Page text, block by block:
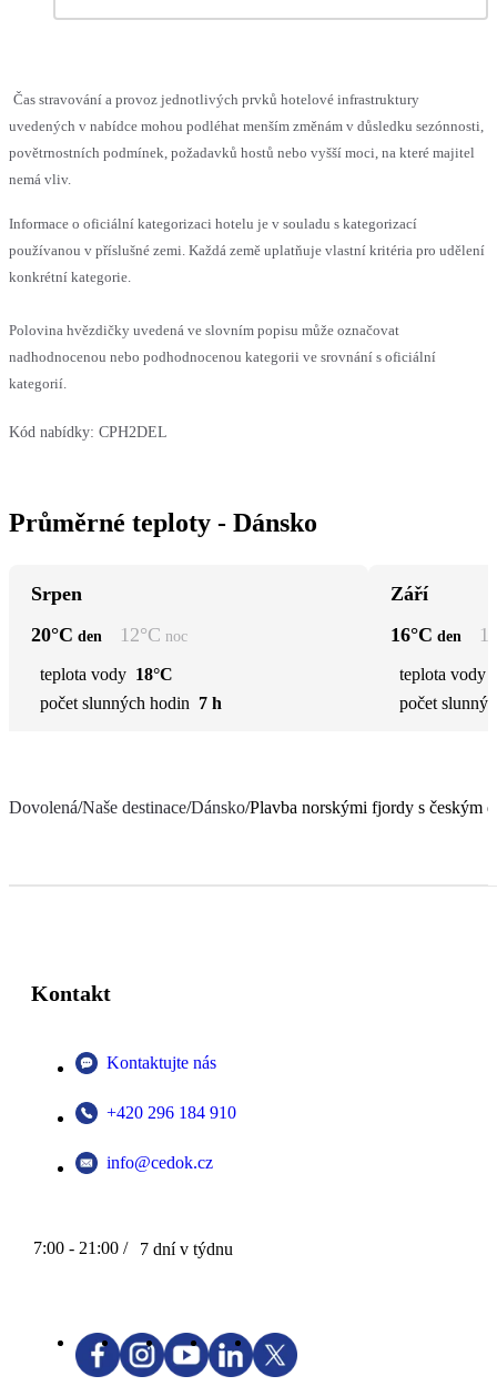
Čas stravování a provoz jednotlivých prvků hotelové infrastruktury
uvedených v nabídce mohou podléhat menším změnám v důsledku sezónnosti,
povětrnostních podmínek, požadavků hostů nebo vyšší moci, na které majitel
nemá vliv.
Informace o oficiální kategorizaci hotelu je v souladu s kategorizací
používanou v příslušné zemi. Každá země uplatňuje vlastní kritéria pro udělení
konkrétní kategorie.
Polovina hvězdičky uvedená ve slovním popisu může označovat
nadhodnocenou nebo podhodnocenou kategorii ve srovnání s oficiální
kategorií.
Kód nabídky: CPH2DEL
Průměrné teploty - Dánsko
Srpen
20°C den 12°C noc
teplota vody 18°C
počet slunných hodin 7 h
Září
16°C den
teplota vody
počet
Dovolená/Naše destinace/Dánsko/Plavba norskými fjordy s českým
Kontakt
Kontaktujte nás
+420 296 184 910
info@cedok.cz
7:00 - 21:00 / 7 dní v týdnu